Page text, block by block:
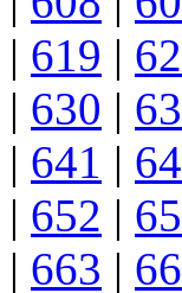
| 619 |
| 630 |
| 641 |
| 652 |
| 663 |